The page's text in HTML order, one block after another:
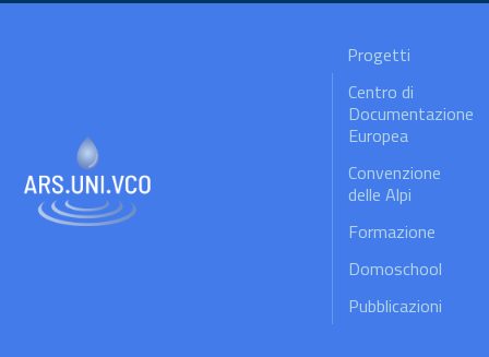
Progetti
Centro di
Documentazione
Europea
Convenzione
delle Alpi
Formazione
Domoschool
Pubblicazioni